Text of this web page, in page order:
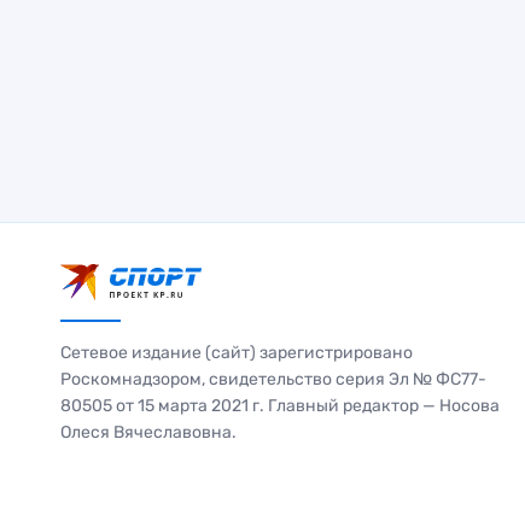
Сетевое издание (сайт) зарегистрировано
Роскомнадзором, свидетельство серия Эл № ФС77-
80505 от 15 марта 2021 г. Главный редактор — Носова
Олеся Вячеславовна.